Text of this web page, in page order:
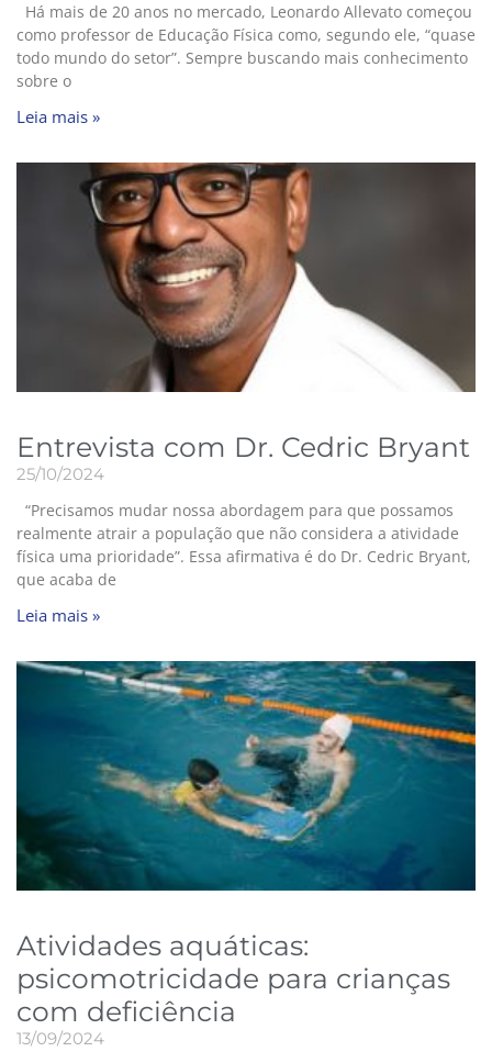
Há mais de 20 anos no mercado, Leonardo Allevato começou
como professor de Educação Física como, segundo ele, “quase
todo mundo do setor”. Sempre buscando mais conhecimento
sobre o
Leia mais »
Entrevista com Dr. Cedric Bryant
25/10/2024
“Precisamos mudar nossa abordagem para que possamos
realmente atrair a população que não considera a atividade
física uma prioridade”. Essa afirmativa é do Dr. Cedric Bryant,
que acaba de
Leia mais »
Atividades aquáticas:
psicomotricidade para crianças
com deficiência
13/09/2024